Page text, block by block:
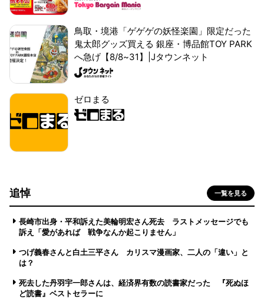
鳥取・境港「ゲゲゲの妖怪楽園」限定だった
鬼太郎グッズ買える 銀座・博品館TOY PARK
へ急げ【8/8~31】|Jタウンネット
ゼロまる
追悼 一覧を見る
長崎市出身・平和訴えた美輪明宏さん死去 ラストメッセージでも
訴え「愛があれば 戦争なんか起こりません」
つげ義春さんと白土三平さん カリスマ漫画家、二人の「違い」と
は？
死去した丹羽宇一郎さんは、経済界有数の読書家だった 『死ぬほ
ど読書』ベストセラーに